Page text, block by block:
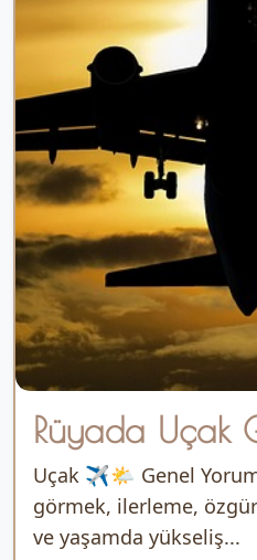
Rüyada Uçak
Uçak ✈️🌤️ Genel
görmek, ilerleme,
ve yaşamda yükseliş...